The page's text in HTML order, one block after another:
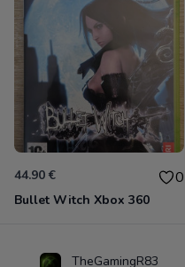
44.90 € 0
Bullet Witch Xbox 360
TheGamingR83